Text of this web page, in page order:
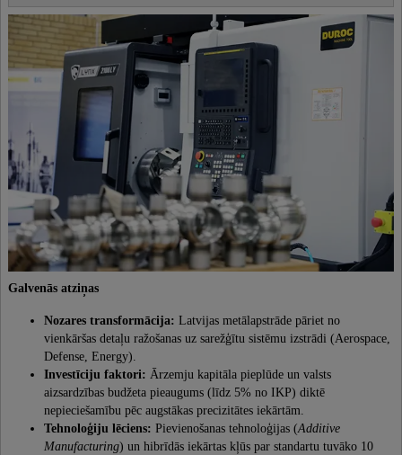
Galvenās atziņas
Nozares transformācija: Latvijas metālapstrāde pāriet no
vienkāršas detaļu ražošanas uz sarežģītu sistēmu izstrādi (Aerospace,
Defense, Energy).
Investīciju faktori: Ārzemju kapitāla pieplūde un valsts
aizsardzības budžeta pieaugums (līdz 5% no IKP) diktē
nepieciešamību pēc augstākas precizitātes iekārtām.
Tehnoloģiju lēciens: Pievienošanas tehnoloģijas (Additive
Manufacturing) un hibrīdās iekārtas kļūs par standartu tuvāko 10